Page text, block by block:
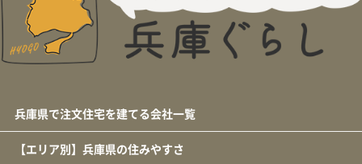
兵庫県で注文住宅を建てる会社一覧
【エリア別】兵庫県の住みやすさ